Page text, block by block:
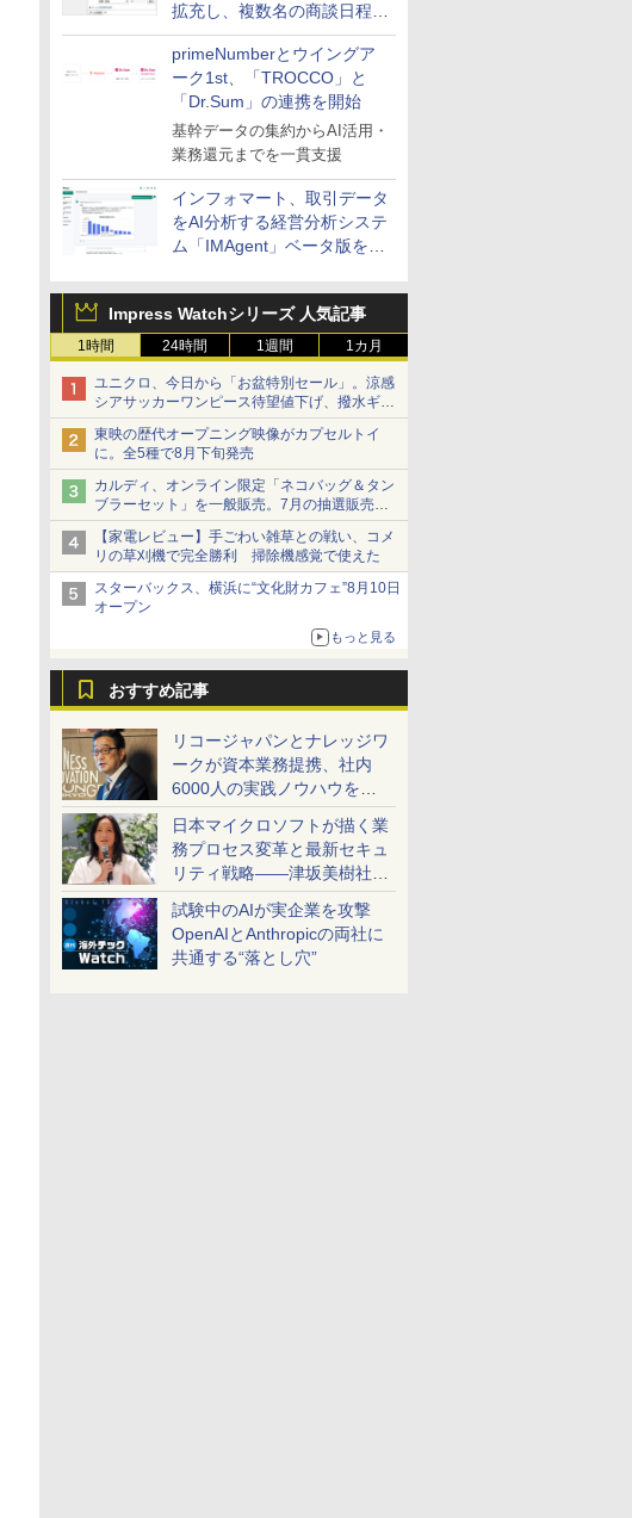
拡充し、複数名の商談日程調
整を効率化
primeNumberとウイングア
ーク1st、「TROCCO」と
「Dr.Sum」の連携を開始
基幹データの集約からAI活用・
業務還元までを一貫支援
インフォマート、取引データ
をAI分析する経営分析システ
ム「IMAgent」ベータ版を提
Impress Watchシリーズ 人気記事
1時間 24時間 1週間 1カ月
ユニクロ、今日から「お盆特別セール」。涼感
シアサッカーワンピース待望値下げ、撥水ギア
ショーツは1990円に
東映の歴代オープニング映像がカプセルトイ
に。全5種で8月下旬発売
カルディ、オンライン限定「ネコバッグ＆タン
ブラーセット」を一般販売。7月の抽選販売の
当選無効分
【家電レビュー】手ごわい雑草との戦い、コメ
リの草刈機で完全勝利 掃除機感覚で使えた
スターバックス、横浜に“文化財カフェ”8月10日
オープン
もっと見る
おすすめ記事
リコージャパンとナレッジワ
ークが資本業務提携、社内
6000人の実践ノウハウを生
かした「AI商談記録 for
RICOH」を展開へ
日本マイクロソフトが描く業
務プロセス変革と最新セキュ
リティ戦略――津坂美樹社長
が2027年度戦略を説明
試験中のAIが実企業を攻撃
OpenAIとAnthropicの両社に
共通する“落とし穴”